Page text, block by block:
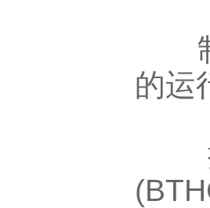
制
的运
控